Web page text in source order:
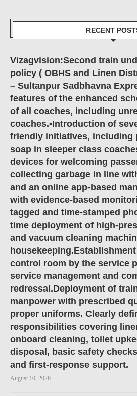
RECENT
Vizagvision:Second train
policy ( OBHS and Linen
– Sultanpur Sadbhavna
features of the enhanced
of all coaches, including
coaches.•Introduction of
friendly initiatives, including
soap in sleeper class
devices for welcoming
collecting garbage in line
and an online app-based
with evidence-based
tagged and time-stamped
time deployment of high-
and vacuum cleaning
control room by the service
service management and
redressal.Deployment of
manpower with prescribed
proper uniforms. Clearly
responsibilities covering
onboard cleaning, toilet
disposal, basic safety
and first-response support.
August 10, 2026